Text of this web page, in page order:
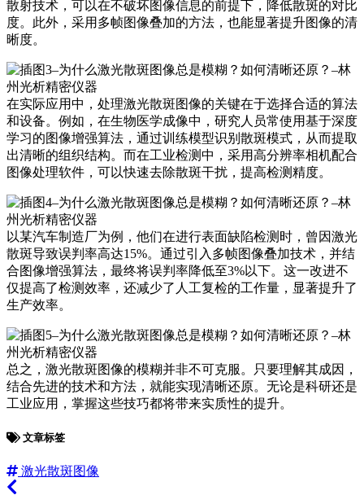
散射技术，可以在不破坏图像信息的前提下，降低散斑的对比
度。此外，采用多帧图像叠加的方法，也能显著提升图像的清
晰度。
在实际应用中，处理激光散斑图像的关键在于选择合适的算法
和设备。例如，在生物医学成像中，研究人员常使用基于深度
学习的图像增强算法，通过训练模型识别散斑模式，从而提取
出清晰的组织结构。而在工业检测中，采用高分辨率相机配合
图像处理软件，可以快速去除散斑干扰，提高检测精度。
以某汽车制造厂为例，他们在进行表面缺陷检测时，曾因激光
散斑导致误判率高达15%。通过引入多帧图像叠加技术，并结
合图像增强算法，最终将误判率降低至3%以下。这一改进不
仅提高了检测效率，还减少了人工复检的工作量，显著提升了
生产效率。
总之，激光散斑图像的模糊并非不可克服。只要理解其成因，
结合先进的技术和方法，就能实现清晰还原。无论是科研还是
工业应用，掌握这些技巧都将带来实质性的提升。
文章标签
激光散斑图像